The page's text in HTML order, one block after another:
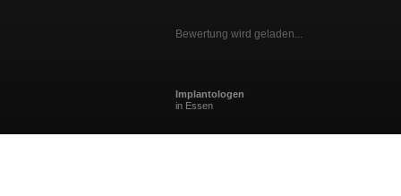
Bewertung wird geladen...
Implantologen
in Essen